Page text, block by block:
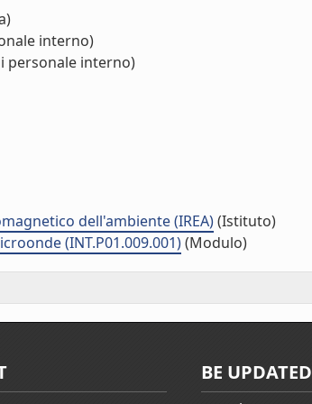
interno)
personale interno)
dell'ambiente (IREA)(Istituto)
(INT.P01.009.001)(Modulo)
BE UPDATED